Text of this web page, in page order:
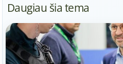
Daugiau šia tema